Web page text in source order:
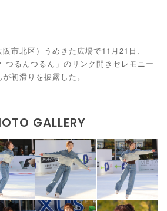
市北区）うめきた広場で11月21日、
つるんつるん」のリンク開きセレモニー
初滑りを披露した。
GALLERY